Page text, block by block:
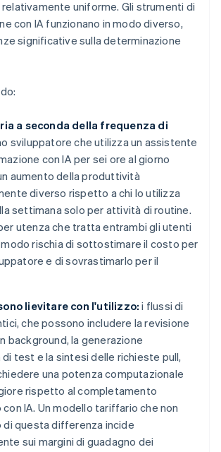
uniforme. Gli strumenti di
con IA funzionano in modo diverso,
significative sulla determinazione
a seconda della frequenza di
sviluppatore che utilizza un assistente
con IA per sei ore al giorno
aumento della produttività
diverso rispetto a chi lo utilizza
settimana solo per attività di routine.
utenza che tratta entrambi gli utenti
rischia di sottostimare il costo per
e di sovrastimarlo per il
lievitare con l'utilizzo: i flussi di
che possono includere la revisione
background, la generazione
test e la sintesi delle richieste pull,
una potenza computazionale
rispetto al completamento
IA. Un modello tariffario che non
di questa differenza incide
sui margini di guadagno dei